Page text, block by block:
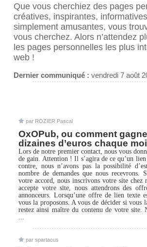
Que vous cherchiez des pages
créatives, inspirantes,
simplement amusantes, vous
vous cherchez. Alors n’attendez
les pages personnelles les plus
web !
Dernier communiqué : vendredi 7 août
par ROZIER Pascal
OxOPub, ou comment
dizaines d’euros chaque
Lors de notre premier contact, nous vous
de gain. Attention ! Il s’agira de ce qu’un
contre, nous n’avons pas la possibilité
nombre de demandes que nous recevrons.
votre accord, nous inscrivons votre site chez
accepte votre site, nous attendrons des
annonceurs. Lorsqu’une offre de lien texte
vous la proposons. A vous de décider si vous
restez ainsi maître du contenu de votre site.
par spartacus